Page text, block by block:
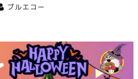
ブルエコー